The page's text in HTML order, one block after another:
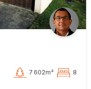
7 602m² 8